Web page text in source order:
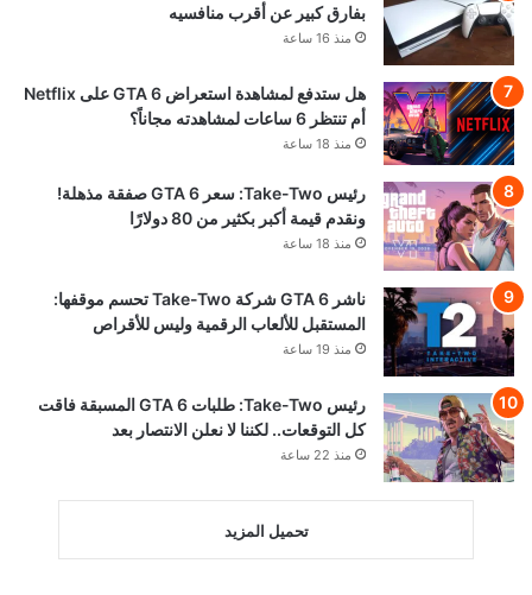
بفارق كبير عن أقرب منافسيه
منذ 16 ساعة
هل ستدفع لمشاهدة استعراض GTA 6 على Netflix
أم تنتظر 6 ساعات لمشاهدته مجاناً؟
منذ 18 ساعة
رئيس Take-Two: سعر GTA 6 صفقة مذهلة!
ونقدم قيمة أكبر بكثير من 80 دولارًا
منذ 18 ساعة
ناشر GTA 6 شركة Take-Two تحسم موقفها:
المستقبل للألعاب الرقمية وليس للأقراص
منذ 19 ساعة
رئيس Take-Two: طلبات GTA 6 المسبقة فاقت
كل التوقعات.. لكننا لا نعلن الانتصار بعد
منذ 22 ساعة
تحميل المزيد